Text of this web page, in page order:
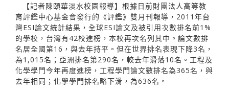
【記者陳頤華淡水校園報導】根據日前財團法人高等教
育評鑑中心基金會發行的《評鑑》雙月刊報導，2011年台
灣ESI論文統計結果，全球ESI論文及被引用次數排名前1%
的學校，台灣有42校進榜，本校再次名列其中。論文數排
名居全國第16，與去年持平。但在世界排名表現下降3名，
為1,015名；亞洲排名第290名，較去年滑落10名。工程及
化學學門今年再度進榜，工程學門論文數排名為365名，與
去年相同；化學學門排名略下滑，為636名。